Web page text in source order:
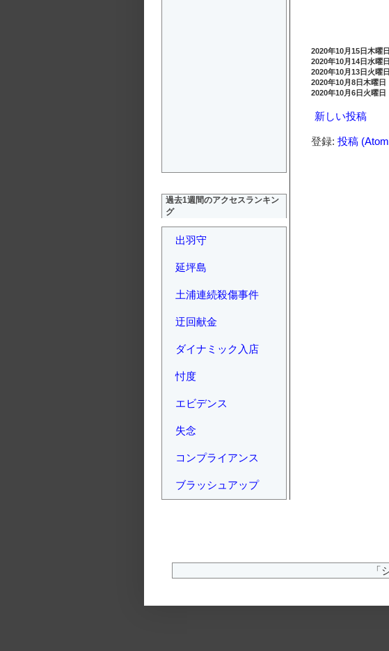
2020年10月15日木曜日
2020年10月14日水曜日
2020年10月13日火曜日
2020年10月8日木曜日
2020年10月6日火曜日
新しい投稿
登録: 投稿
過去1週間のアクセスランキン
グ
出羽守
延坪島
土浦連続殺傷事件
迂回献金
ダイナミック入店
忖度
エビデンス
失念
コンプライアンス
ブラッシュアップ
「